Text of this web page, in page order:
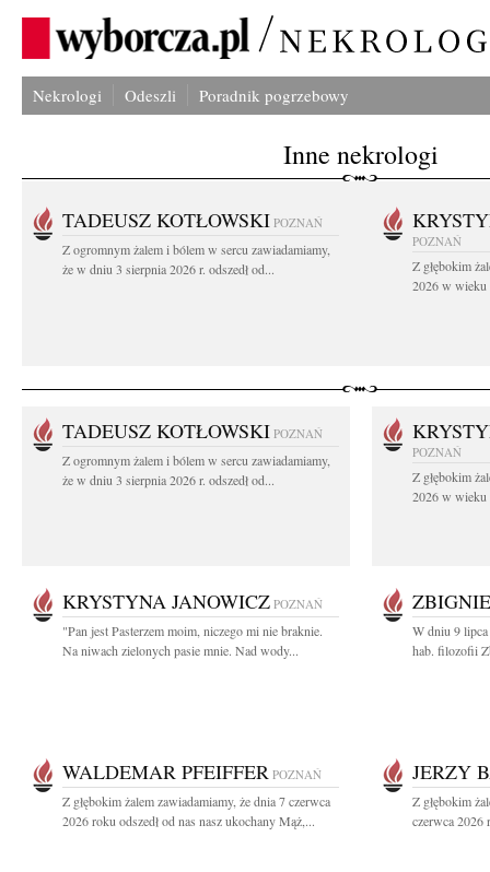
Nekrologi Odeszli Poradnik pogrzebowy
Inne nekrologi
TADEUSZ KOTŁOWSKI POZNAŃ
Z ogromnym żalem i bólem w sercu zawiadamiamy,
że w dniu 3 sierpnia 2026 r. odszedł od...
POZNAŃ
Z głębokim
2026 w wieku
TADEUSZ KOTŁOWSKI POZNAŃ
Z ogromnym żalem i bólem w sercu zawiadamiamy,
że w dniu 3 sierpnia 2026 r. odszedł od...
POZNAŃ
Z głębokim
2026 w wieku
KRYSTYNA JANOWICZ POZNAŃ
"Pan jest Pasterzem moim, niczego mi nie braknie.
Na niwach zielonych pasie mnie. Nad wody...
W dniu 9
hab. filozofii
WALDEMAR PFEIFFER POZNAŃ
Z głębokim żalem zawiadamiamy, że dnia 7 czerwca
2026 roku odszedł od nas nasz ukochany Mąż,...
JERZY
Z głębokim
czerwca 2026